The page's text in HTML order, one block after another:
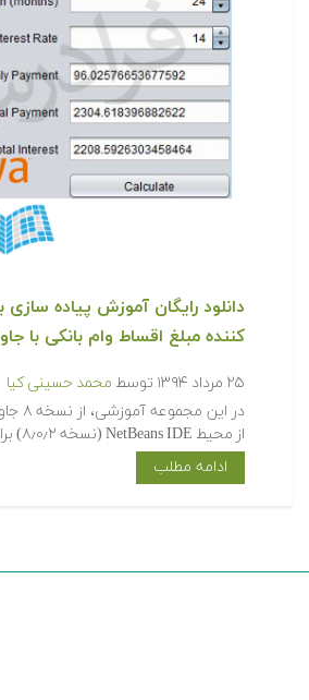
دانلود رایگان آموزش پیاده سازی
کننده مبلغ اقساط وام بانکی با
۲۵ مرداد ۱۳۹۴ توسط محمد حسینی کیا
در
از محیط NetBeans IDE (نسخه ۸٫۰٫۲) برای پیاده…
ادامه مطلب